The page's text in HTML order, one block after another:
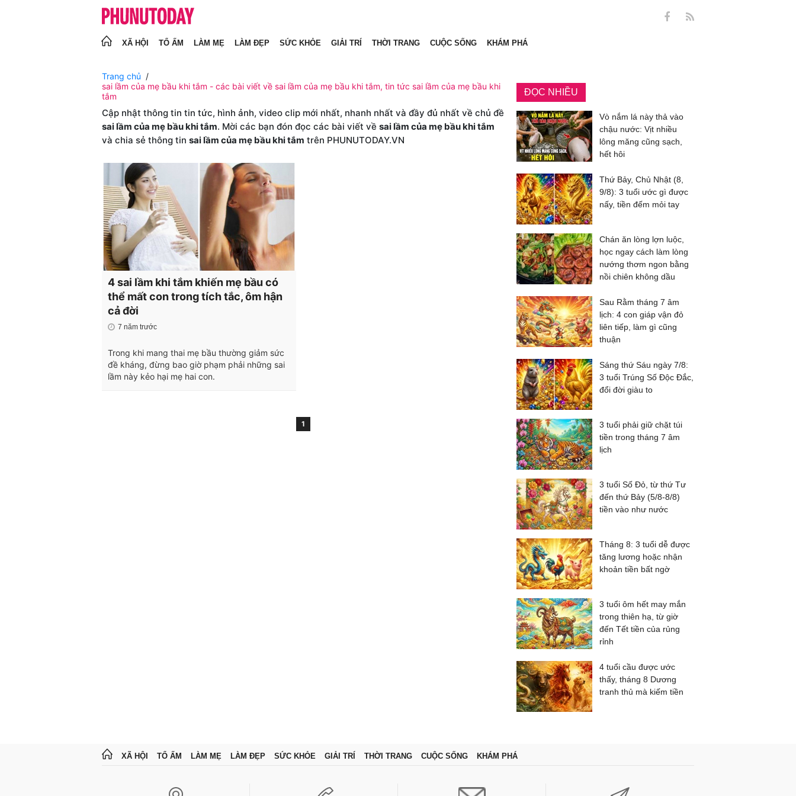
XÃ HỘI TỔ ẤM LÀM MẸ LÀM ĐẸP SỨC KHỎE GIẢI TRÍ THỜI TRANG CUỘC SỐNG KHÁM PHÁ
Trang chủ
sai lầm của mẹ bầu khi tắm - các bài viết về sai lầm của mẹ bầu khi tắm, tin tức sai lầm của mẹ bầu khi
tắm
Cập nhật thông tin tin tức, hình ảnh, video clip mới nhất, nhanh nhất và đầy đủ nhất về chủ đề
sai lầm của mẹ bầu khi tắm. Mời các bạn đón đọc các bài viết về sai lầm của mẹ bầu khi tắm
và chia sẻ thông tin sai lầm của mẹ bầu khi tắm trên PHUNUTODAY.VN
4 sai lầm khi tắm khiến mẹ bầu có
thể mất con trong tích tắc, ôm hận
cả đời
7 năm trước
Trong khi mang thai mẹ bầu thường giảm sức
đề kháng, đừng bao giờ phạm phải những sai
lầm này kẻo hại mẹ hai con.
1
ĐỌC NHIỀU
Vò nắm lá này thả vào
chậu nước: Vịt nhiều
lông măng cũng sạch,
hết hôi
Thứ Bảy, Chủ Nhật (8,
9/8): 3 tuổi ước gì được
nấy, tiền đếm mỏi tay
Chán ăn lòng lợn luộc,
học ngay cách làm lòng
nướng thơm ngon bằng
nồi chiên không dầu
Sau Rằm tháng 7 âm
lịch: 4 con giáp vận đỏ
liên tiếp, làm gì cũng
thuận
Sáng thứ Sáu ngày 7/8:
3 tuổi Trúng Số Độc Đắc,
đổi đời giàu to
3 tuổi phải giữ chặt túi
tiền trong tháng 7 âm
lịch
3 tuổi Số Đỏ, từ thứ Tư
đến thứ Bảy (5/8-8/8)
tiền vào như nước
Tháng 8: 3 tuổi dễ được
tăng lương hoặc nhận
khoản tiền bất ngờ
3 tuổi ôm hết may mắn
trong thiên hạ, từ giờ
đến Tết tiền của rủng
rỉnh
4 tuổi cầu được ước
thấy, tháng 8 Dương
tranh thủ mà kiếm tiền
XÃ HỘI TỔ ẤM LÀM MẸ LÀM ĐẸP SỨC KHỎE GIẢI TRÍ THỜI TRANG CUỘC SỐNG KHÁM PHÁ